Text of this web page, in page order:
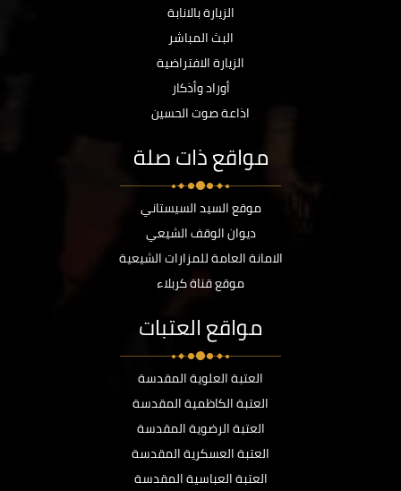
الزيارة بالانابة
البث المباشر
الزيارة الافتراضية
أوراد وأذكار
اذاعة صوت الحسين
مواقع ذات صلة
موقع السيد السيستاني
ديوان الوقف الشيعي
الامانة العامة للمزارات الشيعية
موقع قناة كربلاء
مواقع العتبات
العتبة العلوية المقدسة
العتبة الكاظمية المقدسة
العتبة الرضوية المقدسة
العتبة العسكرية المقدسة
العتبة العباسية المقدسة